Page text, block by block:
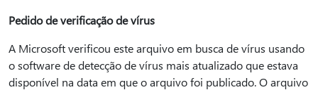
Pedido de verificação de vírus
A Microsoft verificou este arquivo em busca de vírus usando
o software de detecção de vírus mais atualizado que estava
disponível na data em que o arquivo foi publicado. O arquivo